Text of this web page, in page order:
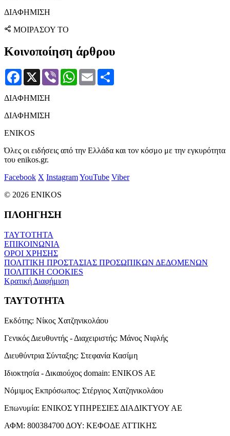
ΔΙΑΦΗΜΙΣΗ
ΜΟΙΡΑΣΟΥ ΤΟ
Κοινοποίηση άρθρου
Facebook
X Viber WhatsApp
Email
ΔΙΑΦΗΜΙΣΗ
ΔΙΑΦΗΜΙΣΗ
ENIKOS
Όλες οι ειδήσεις από την Ελλάδα και τον κόσμο με την εγκυρότητα
του enikos.gr.
Facebook X InstagramYouTube Viber
© 2026 ENIKOS
ΠΛΟΗΓΗΣΗ
ΤΑΥΤΟΤΗΤΑ
ΕΠΙΚΟΙΝΩΝΙΑ
ΟΡΟΙ ΧΡΗΣΗΣ
ΠΟΛΙΤΙΚΗ ΠΡΟΣΤΑΣΙΑΣ ΠΡΟΣΩΠΙΚΩΝ ΔΕΔΟΜΕΝΩΝ
ΠΟΛΙΤΙΚΗ COOKIES
Κρατική Διαφήμιση
ΤΑΥΤΟΤΗΤΑ
Εκδότης: Νίκος Χατζηνικολάου
Γενικός Διευθυντής - Διαχειριστής: Μάνος Νιφλής
Διευθύντρια Σύνταξης: Στεφανία Κασίμη
Ιδιοκτησία - Δικαιούχος domain: ENIKOS AE
Νόμιμος Εκπρόσωπος: Στέργιος Χατζηνικολάου
Επωνυμία: ΕΝΙΚΟΣ ΥΠΗΡΕΣΙΕΣ ΔΙΑΔΙΚΤΥΟΥ ΑΕ
ΑΦΜ: 800384700 ΔΟΥ: ΚΕΦΟΔΕ ΑΤΤΙΚΗΣ